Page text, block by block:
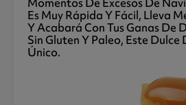
Es Muy Rápida Y Fácil, Lleva
Y Acabará Con Tus Ganas De
Sin Gluten Y Paleo, Este Dulce
Único.